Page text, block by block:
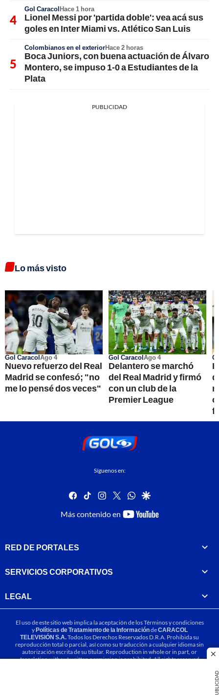
PUBLICIDAD
Gol CaracolHace 1 hora
Lionel Messi por 'partida doble': vea acá sus
goles en Inter Miami vs. Atlético San Luis
Colombianos en el exteriorHace 2 horas
Boca Juniors, con buena actuación de Álvaro
Montero, se impuso 1-0 a Estudiantes de la
Plata
PUBLICIDAD
Lo más visto
Gol CaracolAgo 4
Nuevo refuerzo del Real
Madrid se confesó; "no
me lo pensé dos veces"
Gol CaracolAgo 4
Delantero se marchó
del Real Madrid y firmó
con un club de la
Premier League
Síguenos en:
facebook
tiktok instagram
twitterwhatsapp
google
Más contenido en
youtube-
RED DE PORTALES
SERVICIOS CORPORATIVOS
LEGAL
El uso de este sitio web implica la aceptación de losTérminos y condiciones
yPolíticas de Tratamiento de la InformacióndeCARACOL
TELEVISIÓN S.A.Todos los Derechos Reservados D.R.A. Prohibida su
reproducción total o parcial, así como su traducción a cualquier idioma sin
autorización escrita de su titular. Reproduction in whole or in part, or
translation without written permission is prohibited. All rights reserved